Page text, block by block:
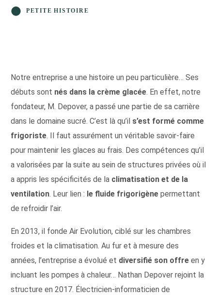
PETITE HISTOIRE
Notre entreprise a une histoire un peu particulière… Ses
débuts sont nés dans la crème glacée. En effet, notre
fondateur, M. Depover, a passé une partie de sa carrière
dans le domaine sucré. C’est là qu’il s’est formé comme
frigoriste. Il faut assurément un véritable savoir-faire
pour maintenir les glaces au frais. Des compétences qu’il
a valorisées par la suite au sein de structures privées où il
a appris les spécificités de la climatisation et de la
ventilation. Leur lien : le fluide frigorigène permettant
de refroidir l’air.
En 2013, il fonde Air Evolution, ciblé sur les chambres
froides et la climatisation. Au fur et à mesure des
années, l’entreprise a évolué et diversifié son offre en y
incluant les pompes à chaleur… Nathan Depover rejoint la
structure en 2017. Électricien-informaticien de